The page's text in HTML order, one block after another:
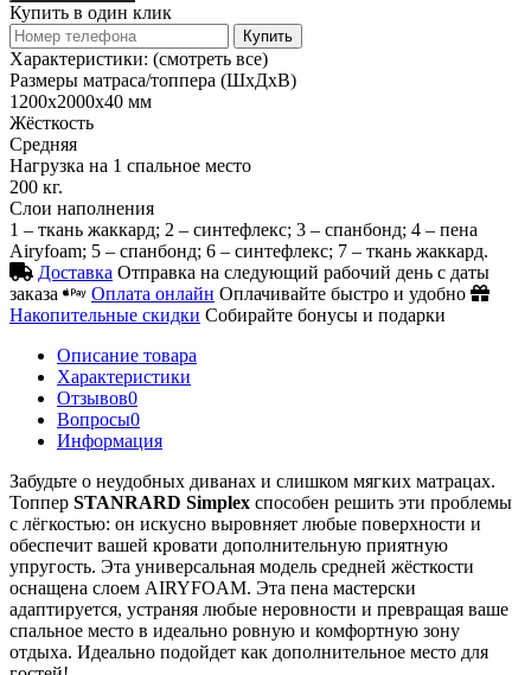
Купить в один клик
Купить
Характеристики: (смотреть все)
Размеры матраса/топпера (ШхДхВ)
1200х2000х40 мм
Жёсткость
Средняя
Нагрузка на 1 спальное место
200 кг.
Слои наполнения
1 – ткань жаккард; 2 – синтефлекс; 3 – спанбонд; 4 – пена
Airyfoam; 5 – спанбонд; 6 – синтефлекс; 7 – ткань жаккард.
Доставка Отправка на следующий рабочий день с даты
заказа
Оплата онлайн Оплачивайте быстро и удобно
Накопительные скидки Собирайте бонусы и подарки
Описание товара
Характеристики
Отзывов0
Вопросы0
Информация
Забудьте о неудобных диванах и слишком мягких матрацах.
Топпер STANRARD Simplex способен решить эти проблемы
с лёгкостью: он искусно выровняет любые поверхности и
обеспечит вашей кровати дополнительную приятную
упругость. Эта универсальная модель средней жёсткости
оснащена слоем AIRYFOAM. Эта пена мастерски
адаптируется, устраняя любые неровности и превращая ваше
спальное место в идеально ровную и комфортную зону
отдыха. Идеально подойдет как дополнительное место для